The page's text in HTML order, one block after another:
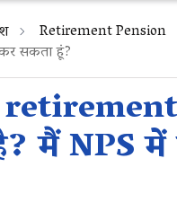
Retirement Pension
सकता हूं?
है? मैं